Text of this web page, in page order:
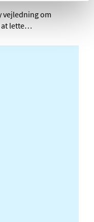
vejledning om
lette…